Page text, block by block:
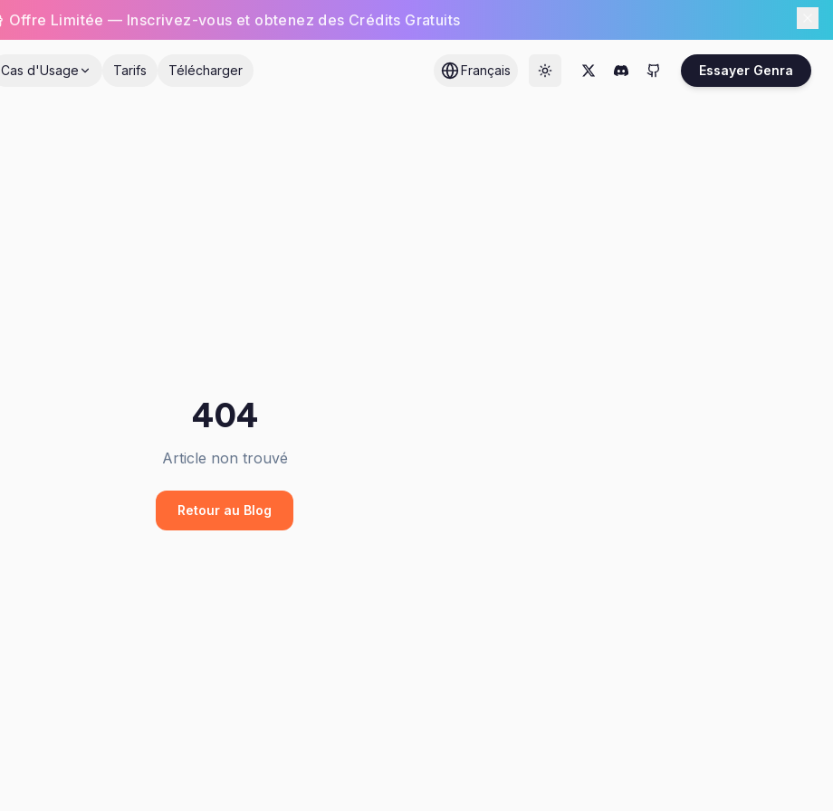
Offre Limitée — Inscrivez-vous et obtenez des Crédits Gratuits
Cas d'Usage Tarifs Télécharger Français Essayer Genra
404
Article non trouvé
Retour au Blog